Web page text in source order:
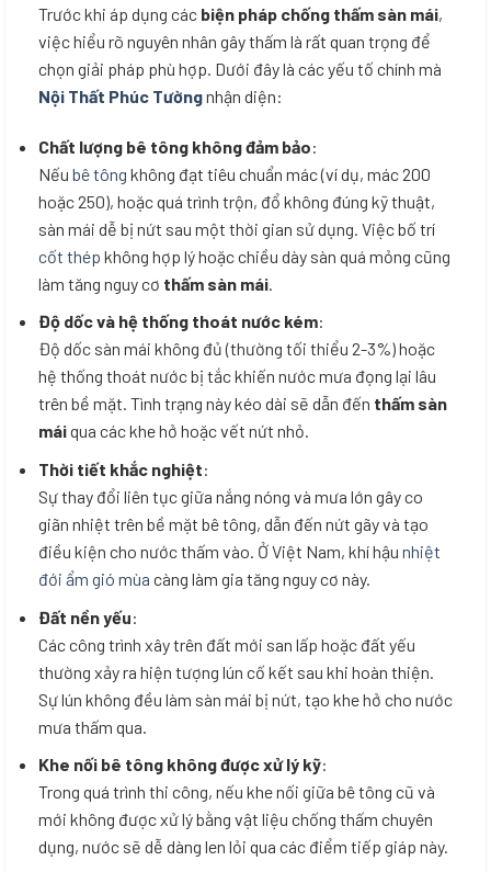
Trước khi áp dụng các biện pháp chống thấm sàn mái,
việc hiểu rõ nguyên nhân gây thấm là rất quan trọng để
chọn giải pháp phù hợp. Dưới đây là các yếu tố chính mà
Nội Thất Phúc Tườngnhận diện:
Chất lượng bê tông không đảm bảo:
Nếu bê tông không đạt tiêu chuẩn mác (ví dụ, mác 200
hoặc 250), hoặc quá trình trộn, đổ không đúng kỹ thuật,
sàn mái dễ bị nứt sau một thời gian sử dụng. Việc bố trí
cốt thép không hợp lý hoặc chiều dày sàn quá mỏng cũng
làm tăng nguy cơ thấm sàn mái.
Độ dốc và hệ thống thoát nước kém:
Độ dốc sàn mái không đủ (thường tối thiểu 2-3%) hoặc
hệ thống thoát nước bị tắc khiến nước mưa đọng lại lâu
trên bề mặt. Tình trạng này kéo dài sẽ dẫn đến thấm sàn
máiqua các khe hở hoặc vết nứt nhỏ.
Thời tiết khắc nghiệt:
Sự thay đổi liên tục giữa nắng nóng và mưa lớn gây co
giãn nhiệt trên bề mặt bê tông, dẫn đến nứt gãy và tạo
điều kiện cho nước thấm vào. Ở Việt Nam, khí hậu nhiệt
đới ẩm gió mùa càng làm gia tăng nguy cơ này.
Đất nền yếu:
Các công trình xây trên đất mới san lấp hoặc đất yếu
thường xảy ra hiện tượng lún cố kết sau khi hoàn thiện.
Sự lún không đều làm sàn mái bị nứt, tạo khe hở cho nước
mưa thấm qua.
Khe nối bê tông không được xử lý kỹ:
Trong quá trình thi công, nếu khe nối giữa bê tông cũ và
mới không được xử lý bằng vật liệu chống thấm chuyên
dụng, nước sẽ dễ dàng len lỏi qua các điểm tiếp giáp này.